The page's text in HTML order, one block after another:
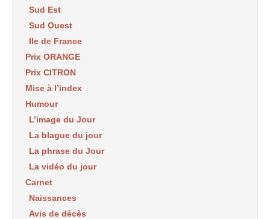
Sud Est
Sud Ouest
Ile de France
Prix ORANGE
Prix CITRON
Mise à l’index
Humour
L’image du Jour
La blague du jour
La phrase du Jour
La vidéo du jour
Carnet
Naissances
Avis de décès